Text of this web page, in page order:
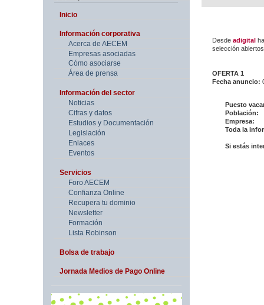
Inicio
Información corporativa
Acerca de AECEM
Empresas asociadas
Cómo asociarse
Área de prensa
Información del sector
Noticias
Cifras y datos
Estudios y Documentación
Legislación
Enlaces
Eventos
Servicios
Foro AECEM
Confianza Online
Recupera tu dominio
Newsletter
Formación
Lista Robinson
Bolsa de trabajo
Jornada Medios de Pago Online
Desde adigital
selección
OFERTA 1
Fecha anuncio:
Puesto
Población:
Empresa:
Toda la
Si estás